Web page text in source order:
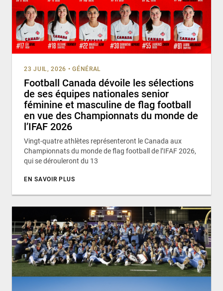
23 JUIL, 2026 • GÉNÉRAL
Football Canada dévoile les sélections
de ses équipes nationales senior
féminine et masculine de flag football
en vue des Championnats du monde de
l’IFAF 2026
Vingt-quatre athlètes représenteront le Canada aux
Championnats du monde de flag football de l’IFAF 2026,
qui se dérouleront du 13
EN SAVOIR PLUS